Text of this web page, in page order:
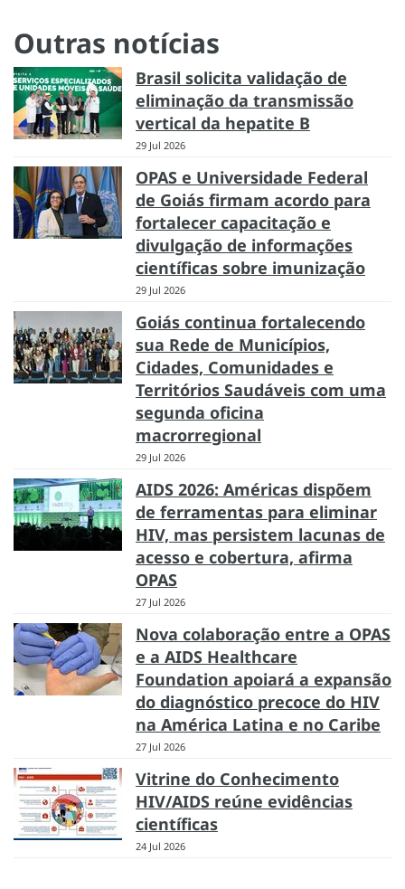
Outras notícias
Brasil solicita validação de
eliminação da transmissão
vertical da hepatite B
29 Jul 2026
OPAS e Universidade Federal
de Goiás firmam acordo para
fortalecer capacitação e
divulgação de informações
científicas sobre imunização
29 Jul 2026
Goiás continua fortalecendo
sua Rede de Municípios,
Cidades, Comunidades e
Territórios Saudáveis com uma
segunda oficina
macrorregional
29 Jul 2026
AIDS 2026: Américas dispõem
de ferramentas para eliminar
HIV, mas persistem lacunas de
acesso e cobertura, afirma
OPAS
27 Jul 2026
Nova colaboração entre a OPAS
e a AIDS Healthcare
Foundation apoiará a expansão
do diagnóstico precoce do HIV
na América Latina e no Caribe
27 Jul 2026
Vitrine do Conhecimento
HIV/AIDS reúne evidências
científicas
24 Jul 2026